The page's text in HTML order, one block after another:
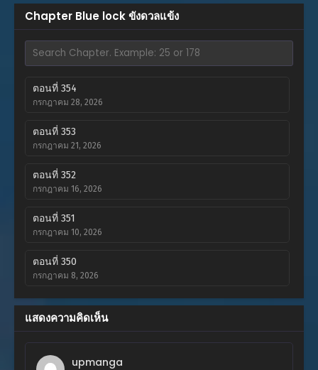
Chapter Blue lock ขังดวลแข้ง
ตอนที่ 354
กรกฎาคม 28, 2026
ตอนที่ 353
กรกฎาคม 21, 2026
ตอนที่ 352
กรกฎาคม 16, 2026
ตอนที่ 351
กรกฎาคม 10, 2026
ตอนที่ 350
กรกฎาคม 8, 2026
ตอนที่ 349
กรกฎาคม 8, 2026
มิถุนายน 16, 2026
แสดงความคิดเห็น
upmanga